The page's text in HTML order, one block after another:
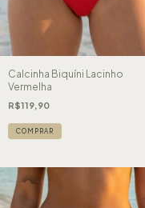
Calcinha Biquíni Lacinho
Vermelha
R$119,90
COMPRAR